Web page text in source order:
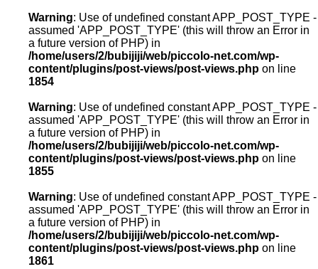
Warning: Use of undefined constant APP_POST_TYPE -
assumed 'APP_POST_TYPE' (this will throw an Error in
a future version of PHP) in
/home/users/2/bubijiji/web/piccolo-net.com/wp-
content/plugins/post-views/post-views.php on line
1854
Warning: Use of undefined constant APP_POST_TYPE -
assumed 'APP_POST_TYPE' (this will throw an Error in
a future version of PHP) in
/home/users/2/bubijiji/web/piccolo-net.com/wp-
content/plugins/post-views/post-views.php on line
1855
Warning: Use of undefined constant APP_POST_TYPE -
assumed 'APP_POST_TYPE' (this will throw an Error in
a future version of PHP) in
/home/users/2/bubijiji/web/piccolo-net.com/wp-
content/plugins/post-views/post-views.php on line
1861